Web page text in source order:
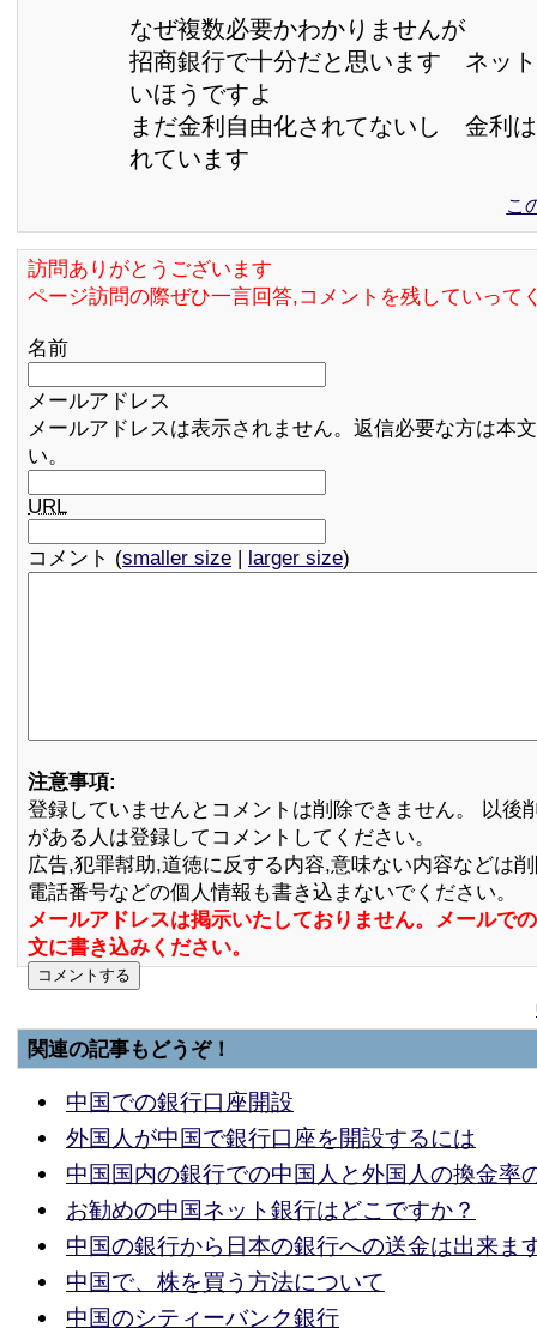
なぜ複数必要かわかりませんが
招商銀行で十分だと思います ネッ
いほうですよ
まだ金利自由化されてないし 金利
れています
こ
訪問ありがとうございます
ページ訪問の際ぜひ一言回答,コメントを残していって
名前
メールアドレス
メールアドレスは表示されません。返信必要な方は本
い。
URL
コメント (smaller size | larger size)
注意事項:
登録していませんとコメントは削除できません。 以後
がある人は登録してコメントしてください。
広告,犯罪幇助,道徳に反する内容,意味ない内容などは
電話番号などの個人情報も書き込まないでください。
メールアドレスは掲示いたしておりません。メールで
文に書き込みください。
関連の記事もどうぞ！
中国での銀行口座開設
外国人が中国で銀行口座を開設するには
中国国内の銀行での中国人と外国人の換金率
お勧めの中国ネット銀行はどこですか？
中国の銀行から日本の銀行への送金は出来ま
中国で、株を買う方法について
中国のシティーバンク銀行